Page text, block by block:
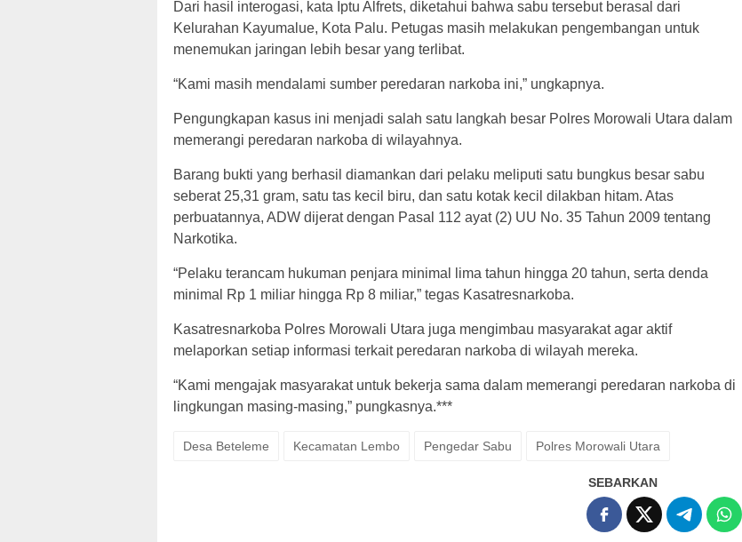
Dari hasil interogasi, kata Iptu Alfrets, diketahui bahwa sabu tersebut berasal dari
Kelurahan Kayumalue, Kota Palu. Petugas masih melakukan pengembangan untuk
menemukan jaringan lebih besar yang terlibat.
“Kami masih mendalami sumber peredaran narkoba ini,” ungkapnya.
Pengungkapan kasus ini menjadi salah satu langkah besar Polres Morowali Utara dalam
memerangi peredaran narkoba di wilayahnya.
Barang bukti yang berhasil diamankan dari pelaku meliputi satu bungkus besar sabu
seberat 25,31 gram, satu tas kecil biru, dan satu kotak kecil dilakban hitam. Atas
perbuatannya, ADW dijerat dengan Pasal 112 ayat (2) UU No. 35 Tahun 2009 tentang
Narkotika.
“Pelaku terancam hukuman penjara minimal lima tahun hingga 20 tahun, serta denda
minimal Rp 1 miliar hingga Rp 8 miliar,” tegas Kasatresnarkoba.
Kasatresnarkoba Polres Morowali Utara juga mengimbau masyarakat agar aktif
melaporkan setiap informasi terkait peredaran narkoba di wilayah mereka.
“Kami mengajak masyarakat untuk bekerja sama dalam memerangi peredaran narkoba di
lingkungan masing-masing,” pungkasnya.***
Desa Beteleme Kecamatan Lembo Pengedar Sabu Polres Morowali Utara
SEBARKAN